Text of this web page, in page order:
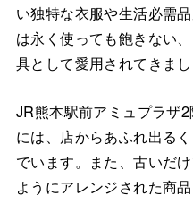
い独特な衣服や生活必需
は永く使っても飽きない
具として愛用されてきまし
JR熊本駅前アミュプラザ
には、店からあふれ出る
でいます。また、古いだ
ようにアレンジされた商品